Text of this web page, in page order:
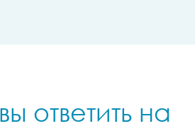
ответить на